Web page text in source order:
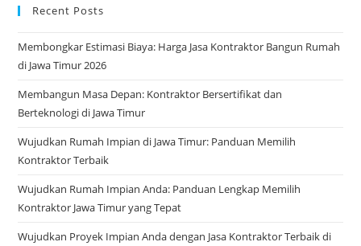
Recent Posts
Membongkar Estimasi Biaya: Harga Jasa Kontraktor Bangun Rumah
di Jawa Timur 2026
Membangun Masa Depan: Kontraktor Bersertifikat dan
Berteknologi di Jawa Timur
Wujudkan Rumah Impian di Jawa Timur: Panduan Memilih
Kontraktor Terbaik
Wujudkan Rumah Impian Anda: Panduan Lengkap Memilih
Kontraktor Jawa Timur yang Tepat
Wujudkan Proyek Impian Anda dengan Jasa Kontraktor Terbaik di